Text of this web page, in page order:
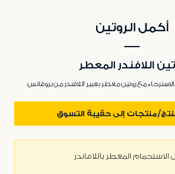
أكمل الروتين
الاستحمام المعطر باللافاندر
اللافندر المعطر
مع روتين معطر بعبير اللافندر من بروفانس.